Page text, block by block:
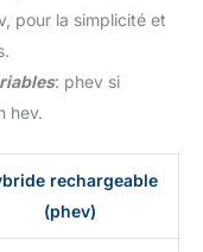
pour la simplicité et
: phev si
hev.
rechargeable
(phev)